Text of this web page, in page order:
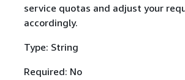
service quotas and adjust your
accordingly.
Type: String
Required: No